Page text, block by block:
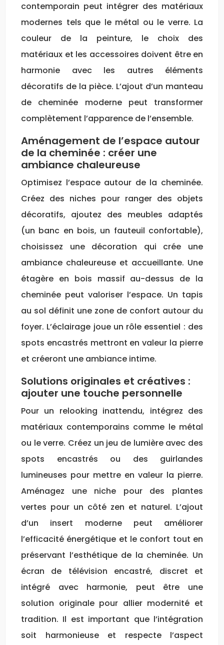
contemporain peut intégrer des matériaux
modernes tels que le métal ou le verre. La
couleur de la peinture, le choix des
matériaux et les accessoires doivent être en
harmonie avec les autres éléments
décoratifs de la pièce. L’ajout d’un manteau
de cheminée moderne peut transformer
complètement l’apparence de l’ensemble.
Aménagement de l’espace autour
de la cheminée : créer une
ambiance chaleureuse
Optimisez l’espace autour de la cheminée.
Créez des niches pour ranger des objets
décoratifs, ajoutez des meubles adaptés
(un banc en bois, un fauteuil confortable),
choisissez une décoration qui crée une
ambiance chaleureuse et accueillante. Une
étagère en bois massif au-dessus de la
cheminée peut valoriser l’espace. Un tapis
au sol définit une zone de confort autour du
foyer. L’éclairage joue un rôle essentiel : des
spots encastrés mettront en valeur la pierre
et créeront une ambiance intime.
Solutions originales et créatives :
ajouter une touche personnelle
Pour un relooking inattendu, intégrez des
matériaux contemporains comme le métal
ou le verre. Créez un jeu de lumière avec des
spots encastrés ou des guirlandes
lumineuses pour mettre en valeur la pierre.
Aménagez une niche pour des plantes
vertes pour un côté zen et naturel. L’ajout
d’un insert moderne peut améliorer
l’efficacité énergétique et le confort tout en
préservant l’esthétique de la cheminée. Un
écran de télévision encastré, discret et
intégré avec harmonie, peut être une
solution originale pour allier modernité et
tradition. Il est important que l’intégration
soit harmonieuse et respecte l’aspect